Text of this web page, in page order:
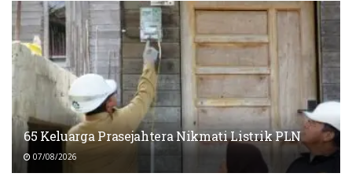
65 Keluarga Prasejahtera Nikmati Listrik PLN
07/08/2026